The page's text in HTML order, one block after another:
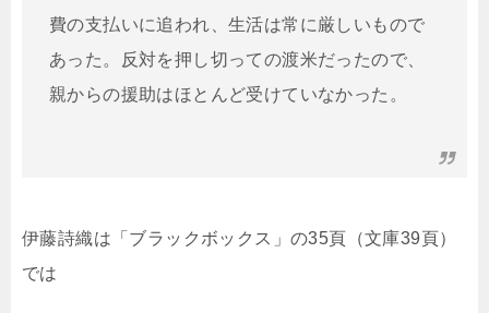
費の支払いに追われ、生活は常に厳しいもので
あった。反対を押し切っての渡米だったので、
親からの援助はほとんど受けていなかった。
伊藤詩織は「ブラックボックス」の35頁（文庫39頁）
では